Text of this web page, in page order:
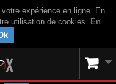
expérience en ligne. En
utilisation de cookies. En